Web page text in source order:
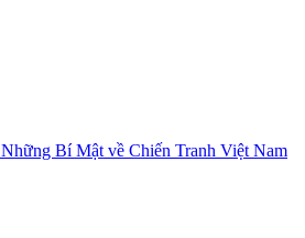
Những Bí Mật về Chiến Tranh Việt Nam